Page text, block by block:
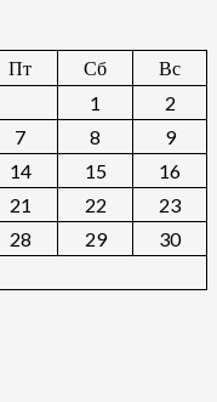
Пт Сб
Вс
1
2
7 8
9
14 15
16
21 22
23
28 29
30